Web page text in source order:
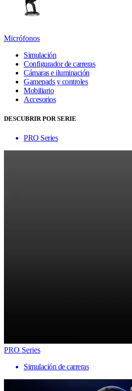
Micrófonos
Simulación
Configurador de carreras
Cámaras e iluminación
Gamepads y controles
Mobiliario
Accesorios
DESCUBRIR POR SERIE
PRO Series
PRO Series
Simulación de carreras